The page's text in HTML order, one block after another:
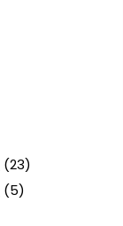
(23)
(5)